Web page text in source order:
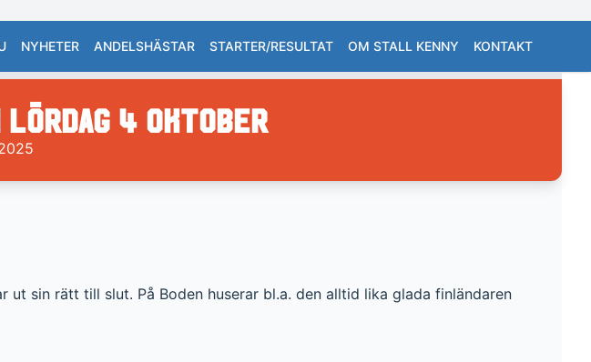
NYHETER ANDELSHÄSTAR STARTER/RESULTAT OM STALL KENNY KONTAKT
lördag 4 oktober
sin rätt till slut. På Boden huserar bl.a. den alltid lika glada finländaren